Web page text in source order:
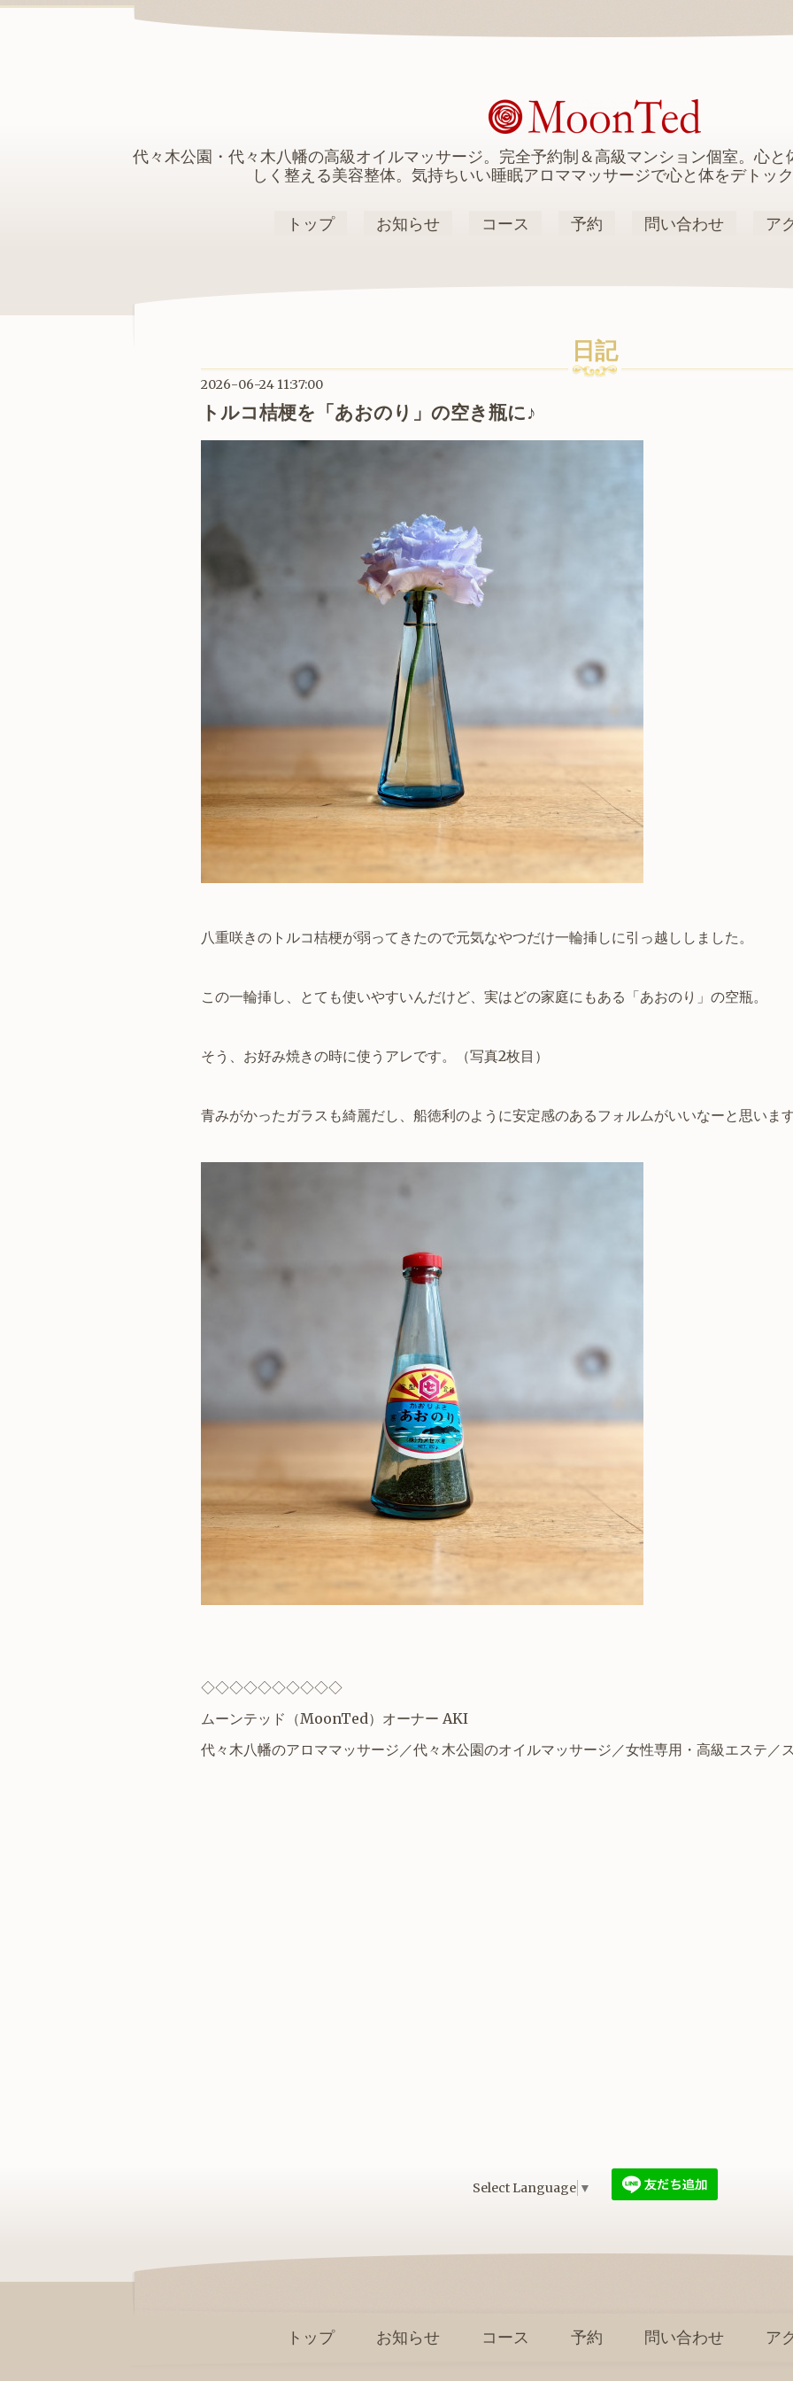
代々木公園・代々木八幡の高級オイルマッサージ。完全予約制＆高級マンション個室。心
しく整える美容整体。気持ちいい睡眠アロママッサージで心と体をデトッ
トップ お知らせ コース 予約 問い合わせ ア
日記
2026-06-24 11:37:00
トルコ桔梗を「あおのり」の空き瓶に♪
八重咲きのトルコ桔梗が弱ってきたので元気なやつだけ一輪挿しに引っ越ししました。
この一輪挿し、とても使いやすいんだけど、実はどの家庭にもある「あおのり」の空瓶。
そう、お好み焼きの時に使うアレです。（写真2枚目）
青みがかったガラスも綺麗だし、船徳利のように安定感のあるフォルムがいいなーと思いま
◇◇◇◇◇◇◇◇◇◇
ムーンテッド （MoonTed）オーナー AKI
代々木八幡のアロママッサージ／代々木公園のオイルマッサージ ／女性専用・高級エステ／
Select Language ▼
トップ お知らせ コース 予約 問い合わせ ア